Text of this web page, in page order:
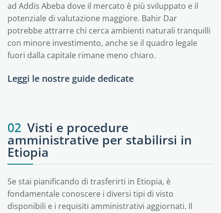
ad Addis Abeba dove il mercato è più sviluppato e il
potenziale di valutazione maggiore. Bahir Dar
potrebbe attrarre chi cerca ambienti naturali tranquilli
con minore investimento, anche se il quadro legale
fuori dalla capitale rimane meno chiaro.
Leggi le nostre guide dedicate
Addis Abeba
02 Visti e procedure
amministrative per stabilirsi in
Etiopia
Se stai pianificando di trasferirti in Etiopia, è
fondamentale conoscere i diversi tipi di visto
disponibili e i requisiti amministrativi aggiornati. Il